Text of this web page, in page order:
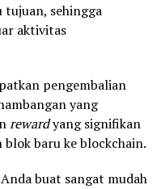
tujuan, sehingga
aktivitas
pengembalian
yang
rewardyang signifikan
blok baru ke blockchain.
buat sangat mudah